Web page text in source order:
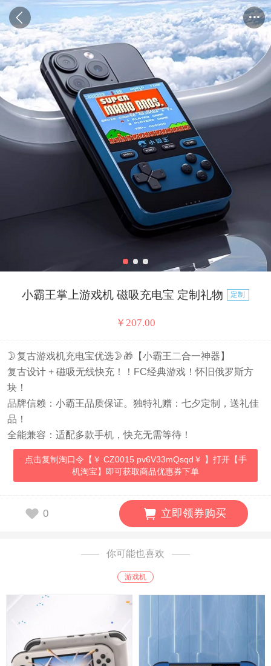
小霸王掌上游戏机 磁吸充电宝 定制礼物 定制
￥ 207.00
🌛复古游戏机充电宝优选🌛🎁【小霸王二合一神器】
复古设计 + 磁吸无线快充！！FC经典游戏！怀旧俄罗斯方
块！
品牌信赖：小霸王品质保证。独特礼赠：七夕定制，送礼佳
品！
全能兼容：适配多款手机，快充无需等待！
点击复制淘口令【￥ CZ0015 pv6V33mQsqd￥ 】打开【手
机淘宝】即可获取商品优惠券下单
0 立即领券购买
你可能也喜欢
游戏机